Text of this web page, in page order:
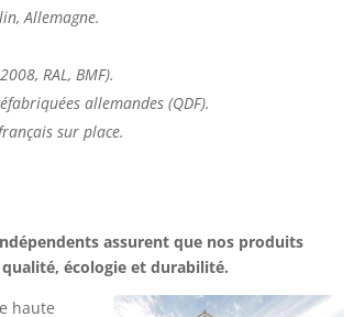
Allemagne.
RAL, BMF).
allemandes (QDF).
sur place.
assurent que nos produits
écologie et durabilité.
haute